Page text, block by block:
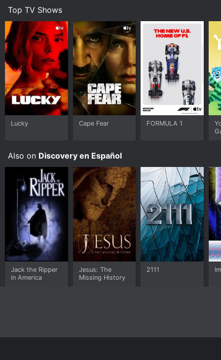
Top TV Shows
Lucky Cape Fear FORMULA 1
Also on Discovery en Español
Jack the Ripper
in America
Jesus: The
Missing History
2111